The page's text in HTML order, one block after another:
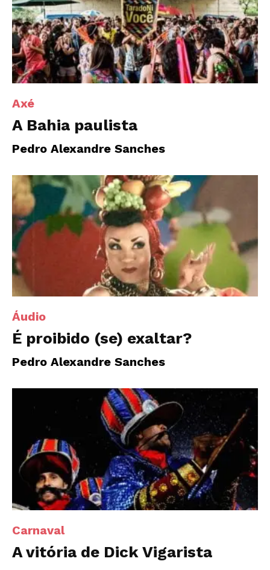
Axé
A Bahia paulista
Pedro Alexandre Sanches
Áudio
É proibido (se) exaltar?
Pedro Alexandre Sanches
Carnaval
A vitória de Dick Vigarista